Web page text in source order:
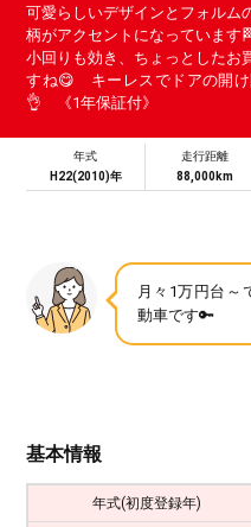
可愛らしいデザインとフォル
柄がアクセントになっていま
小回りも効き、ちょっとしたお
すね😋 キーレスでドアの開け
👌 《1年保証付》
年式
H22(2010)年
走行距離
88,000km
月々1万円台～
動車です🔑
基本情報
年式(初度登録年)